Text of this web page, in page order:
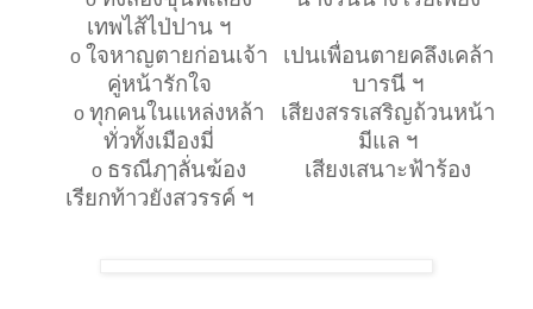
เทพไส้ไป่ปาน ฯ
o ใจหาญตายก่อนเจ้า เปนเพื่อนตายคลึงเคล้า
คู่หน้ารักใจ
บารนี ฯ
o ทุกคนในแหล่งหล้า
เสียงสรรเสริญถ้วนหน้า
ทั่วทั้งเมืองมี่
มีแล ฯ
o ธรณีฦๅลั่นฆ้อง
เสียงเสนาะฟ้าร้อง
เรียกท้าวยังสวรรค์ ฯ